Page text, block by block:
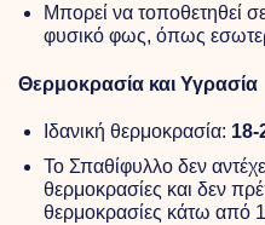
Μπορεί να τοποθετηθεί
φυσικό φως, όπως
Θερμοκρασία και Υγρασία
Ιδανική θερμοκρασία: 18-
Το Σπαθίφυλλο δεν
θερμοκρασίες και δεν
θερμοκρασίες κάτω από